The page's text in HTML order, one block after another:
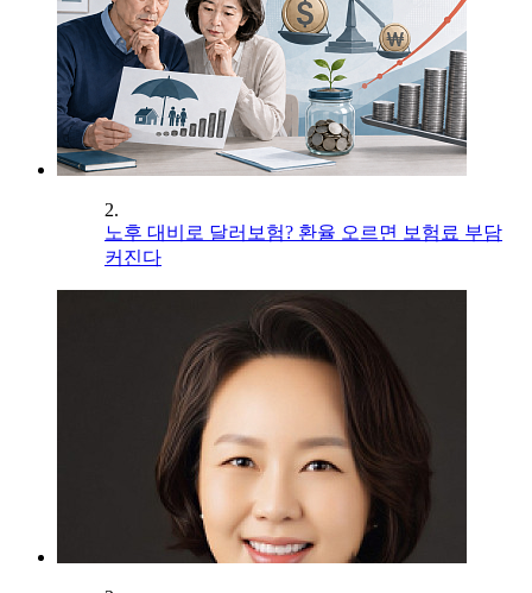
2.
노후 대비로 달러보험? 환율 오르면 보험료 부담
커진다